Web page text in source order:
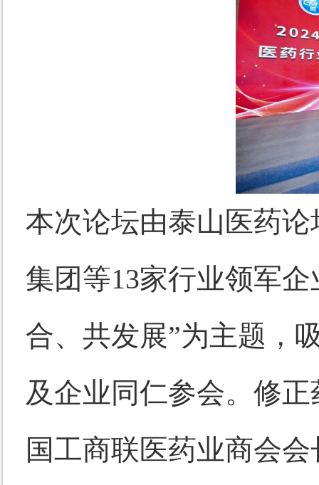
本次论坛由泰山医药
集团等13家行业领军
合、共发展”为主题，
及企业同仁参会。修
国工商联医药业商会